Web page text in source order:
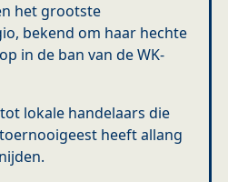
het grootste
bekend om haar hechte
in de ban van de WK-
lokale handelaars die
heeft allang